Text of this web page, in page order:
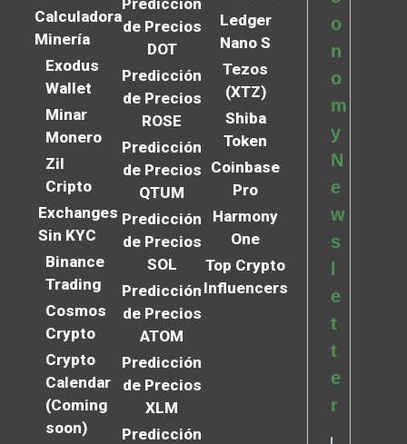
Calculadora
Minería
Exodus
Wallet
Minar
Monero
Zil
Cripto
Exchanges
Sin KYC
Binance
Trading
Cosmos
Crypto
Crypto
Calendar
(Coming
soon)
de Precios
DOT
Predicción
de Precios
ROSE
Predicción
de Precios
QTUM
Predicción
de Precios
SOL
Predicción
de Precios
ATOM
Predicción
de Precios
XLM
Predicción
Ledger
Nano S
Tezos
(XTZ)
Shiba
Token
Coinbase
Pro
Harmony
One
Top Crypto
Influencers
o
n
o
m
y
N
e
w
s
e
t
t
e
r